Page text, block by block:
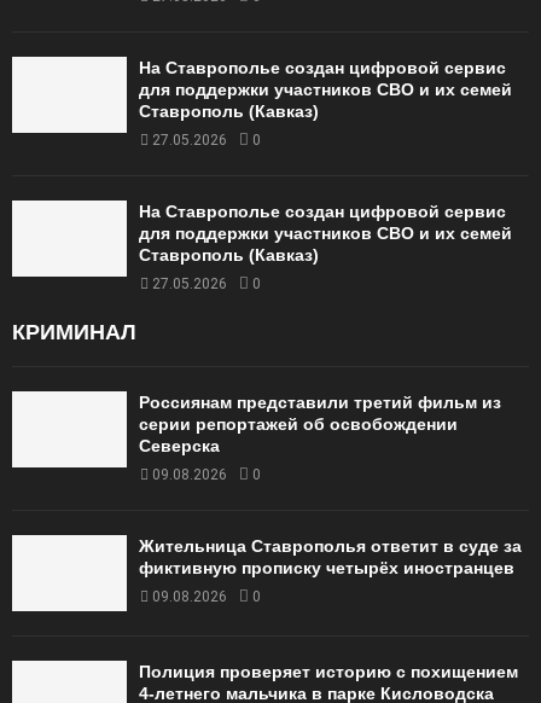
На Ставрополье создан цифровой сервис
для поддержки участников СВО и их семей
Ставрополь (Кавказ)
27.05.2026 0
На Ставрополье создан цифровой сервис
для поддержки участников СВО и их семей
Ставрополь (Кавказ)
27.05.2026 0
КРИМИНАЛ
Россиянам представили третий фильм из
серии репортажей об освобождении
Северска
09.08.2026 0
Жительница Ставрополья ответит в суде за
фиктивную прописку четырёх иностранцев
09.08.2026 0
Полиция проверяет историю с похищением
4-летнего мальчика в парке Кисловодска